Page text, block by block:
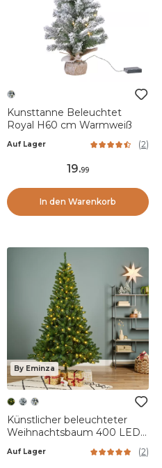
Kunsttanne Beleuchtet
Royal H60 cm Warmweiß
Auf Lager (2)
19.99
In den Warenkorb
By Eminza
Künstlicher beleuchteter
Weihnachtsbaum 400 LED
H240 cm King Tannengrün
Auf Lager (2)